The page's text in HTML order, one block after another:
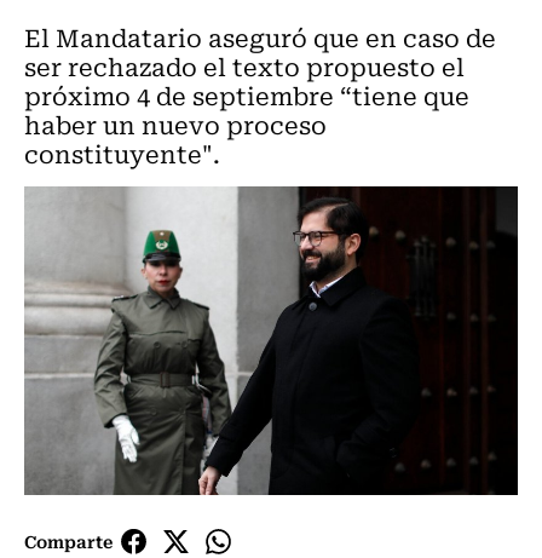
El Mandatario aseguró que en caso de
ser rechazado el texto propuesto el
próximo 4 de septiembre “tiene que
haber un nuevo proceso
constituyente".
Comparte